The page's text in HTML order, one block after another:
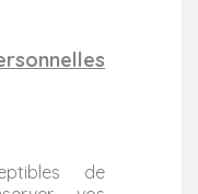
de